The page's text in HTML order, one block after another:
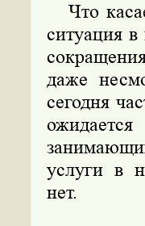
Что
ситуация
даже
сегодня
услуги в
нет.